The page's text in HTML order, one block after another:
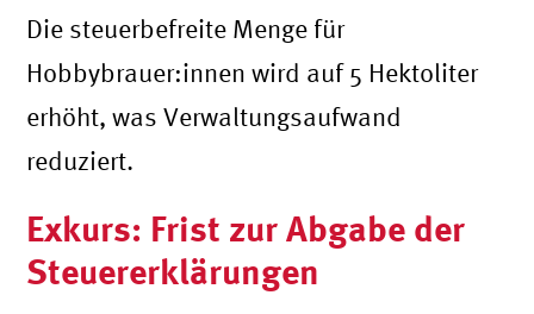
Die steuerbefreite Menge für
Hobbybrauer:innen wird auf 5 Hektoliter
erhöht, was Verwaltungsaufwand
reduziert.
Exkurs: Frist zur Abgabe der
Steuererklärungen